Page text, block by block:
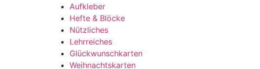
Aufkleber
Hefte & Blöcke
Nützliches
Lehrreiches
Glückwunschkarten
Weihnachtskarten